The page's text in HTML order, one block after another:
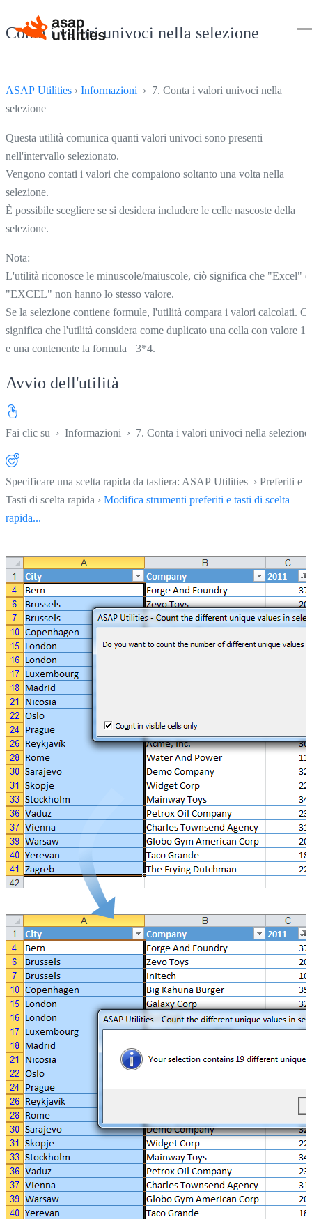
Conta i valori univoci nella selezione
ASAP Utilities › Informazioni › 7. Conta i valori univoci nella
selezione
Questa utilità comunica quanti valori univoci sono presenti
nell'intervallo selezionato.
Vengono contati i valori che compaiono soltanto una volta nella
selezione.
È possibile scegliere se si desidera includere le celle nascoste della
selezione.
Nota:
L'utilità riconosce le minuscole/maiuscole, ciò significa che "Excel"
"EXCEL" non hanno lo stesso valore.
Se la selezione contiene formule, l'utilità compara i valori calcolati.
significa che l'utilità considera come duplicato una cella con valore 12
e una contenente la formula =3*4.
Avvio dell'utilità
Fai clic su › Informazioni › 7. Conta i valori univoci nella selezione
Specificare una scelta rapida da tastiera: ASAP Utilities › Preferiti e
Tasti di scelta rapida › Modifica strumenti preferiti e tasti di scelta
rapida...